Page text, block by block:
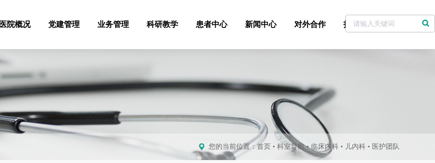
医院概况 党建管理 业务管理 科研教学 患者中心 新闻中心 对外合作 招标采购 党委书记信箱
您的当前位置： 首页 • 科室导航•临床内科 • 儿内科 • 医护团队